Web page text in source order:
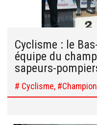
Cyclisme : le
équipe du
sapeurs-
# Cyclisme,